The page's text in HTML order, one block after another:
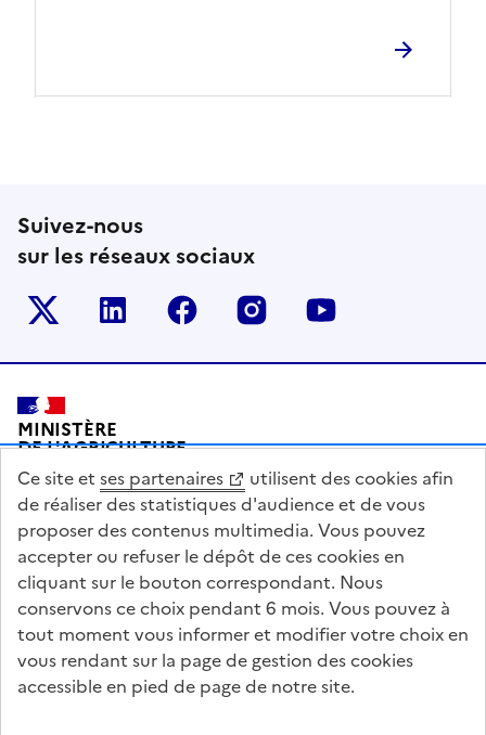
Suivez-nous
sur les réseaux sociaux
Le ministère sur Twitter
Le ministère sur LinkedIn
Le ministère sur Facebook
Le ministère sur
Pied de page
MINISTÈRE
DE L'AGRICULTURE
DE L'AGRO-ALIMENTAIRE
ET DE LA SOUVERAINETÉ
ALIMENTAIRE
legifrance.gouv.fr
info.gouv.fr
service-public.gouv.fr
data.gouv.fr
Ce site et ses partenaires
utilisent des cookies afin
de réaliser des statistiques d'audience et de vous
proposer des contenus multimedia. Vous pouvez
accepter ou refuser le dépôt de ces cookies en
cliquant sur le bouton correspondant. Nous
conservons ce choix pendant 6 mois. Vous pouvez à
tout moment vous informer et modifier votre choix en
vous rendant sur la page de gestion des cookies
accessible en pied de page de notre site.